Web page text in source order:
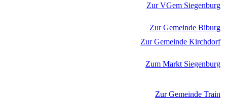
Zur VGem Siegenburg
Zur Gemeinde Biburg
Zur Gemeinde Kirchdorf
Zum Markt Siegenburg
Zur Gemeinde Train